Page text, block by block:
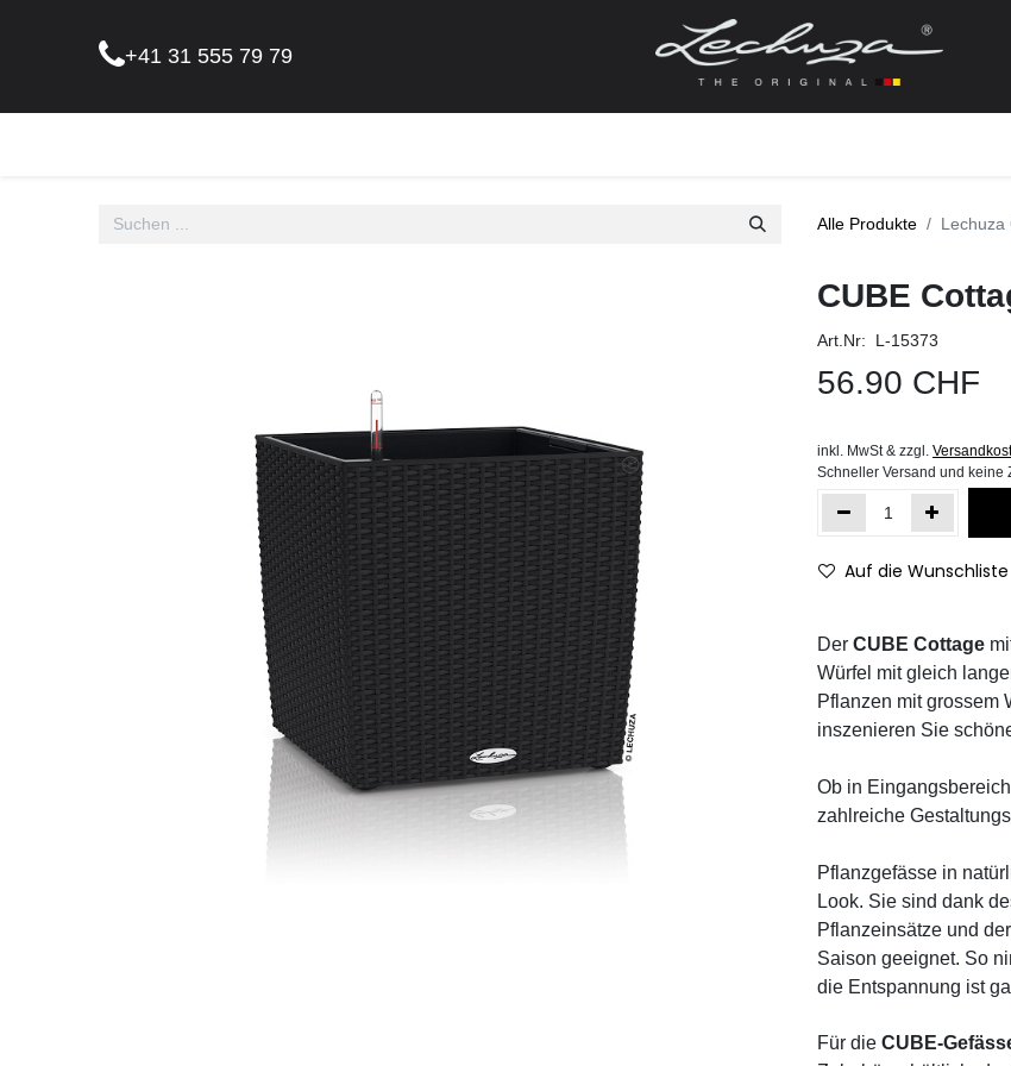
+41 31 555 79 79
Alle Produkte Lechuza
CUBE
Art.Nr: L-15373
56.90 CHF
inkl. MwSt & zzgl.
Schneller Versand und keine
Auf die Wunschliste
Der CUBE Cottage
Würfel mit gleich
Pflanzen mit grossem
inszenieren Sie
Ob in
zahlreiche
Pflanzgefässe in
Look. Sie sind dank
Pflanzeinsätze und
Saison geeignet. So
die Entspannung ist
Für die CUBE-